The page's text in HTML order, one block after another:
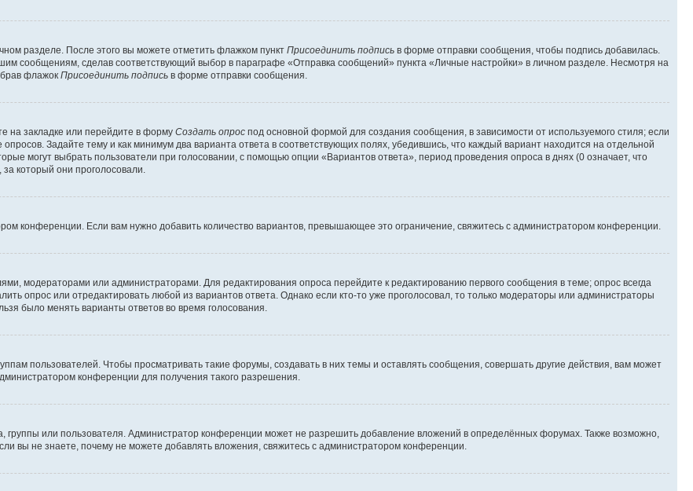
разделе. После этого вы можете отметить флажком пункт Присоединить подпись в форме отправки сообщения, чтобы подпись добавилась.
сообщениям, сделав соответствующий выбор в параграфе «Отправка сообщений» пункта «Личные настройки» в личном разделе. Несмотря на
флажок Присоединить подпись в форме отправки сообщения.
на закладке или перейдите в форму Создать опрос под основной формой для создания сообщения, в зависимости от используемого стиля; если
Задайте тему и как минимум два варианта ответа в соответствующих полях, убедившись, что каждый вариант находится на отдельной
могут выбрать пользователи при голосовании, с помощью опции «Вариантов ответа», период проведения опроса в днях (0 означает, что
который они проголосовали.
конференции. Если вам нужно добавить количество вариантов, превышающее это ограничение, свяжитесь с администратором конференции.
модераторами или администраторами. Для редактирования опроса перейдите к редактированию первого сообщения в теме; опрос всегда
опрос или отредактировать любой из вариантов ответа. Однако если кто-то уже проголосовал, то только модераторы или администраторы
было менять варианты ответов во время голосования.
пользователей. Чтобы просматривать такие форумы, создавать в них темы и оставлять сообщения, совершать другие действия, вам может
конференции для получения такого разрешения.
или пользователя. Администратор конференции может не разрешить добавление вложений в определённых форумах. Также возможно,
вы не знаете, почему не можете добавлять вложения, свяжитесь с администратором конференции.